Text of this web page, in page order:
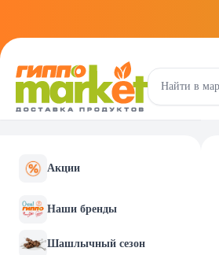
Акции
Наши бренды
Шашлычный сезон